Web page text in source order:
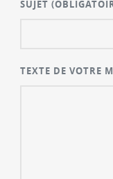
SUJET
TEXTE DE VOTRE